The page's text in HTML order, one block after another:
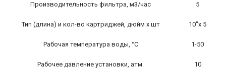
Производительность фильтра, м3/час 5
Тип (длина) и кол-во картриджей, дюйм х шт 10″х 5
Рабочая температура воды, °С 1-50
Рабочее давление установки, атм. 10